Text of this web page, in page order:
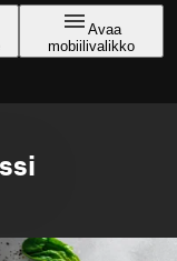
Avaa
mobiilivalikko